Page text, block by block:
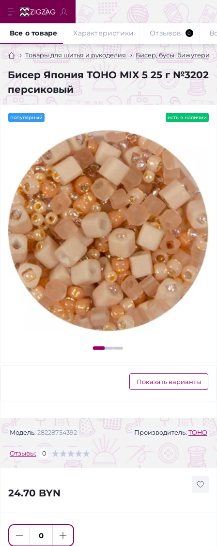
Товары для шитья и рукоделия Бисер, бусы, бижутерия
Бисер Япония TOHO MIX 5 25 г №3202
персиковый
Все о товаре Характеристики Отзывов 0
популярный есть в наличии
Показать варианты
Модель: 28228754392 Производитель: TOHO
Отзывы: 0
24.70 BYN